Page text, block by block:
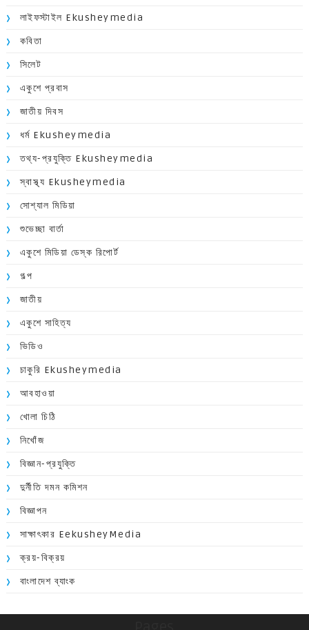
লাইফস্টাইল Ekusheymedia
কবিতা
সিলেট
একুশে প্রবাস
জাতীয় দিবস
ধর্ম Ekusheymedia
তথ্য-প্রযুক্তি Ekusheymedia
স্বাস্থ্য Ekusheymedia
সোশ্যাল মিডিয়া
শুভেচ্ছা বার্তা
একুশে মিডিয়া ডেস্ক রিপোর্ট
গল্প
জাতীয়
একুশে সাহিত্য
ভিডিও
চাকুরি Ekusheymedia
আবহাওয়া
খোলা চিঠি
নিখোঁজ
বিজ্ঞান-প্রযুক্তি
দুর্নীতি দমন কমিশন
বিজ্ঞাপন
সাক্ষাৎকার EekusheyMedia
ক্রয়-বিক্রয়
বাংলাদেশ ব্যাংক